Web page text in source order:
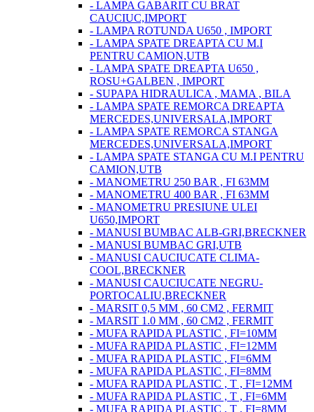
- LAMPA GABARIT CU BRAT
CAUCIUC,IMPORT
- LAMPA ROTUNDA U650 , IMPORT
- LAMPA SPATE DREAPTA CU M.I
PENTRU CAMION,UTB
- LAMPA SPATE DREAPTA U650 ,
ROSU+GALBEN , IMPORT
- SUPAPA HIDRAULICA , MAMA , BILA
- LAMPA SPATE REMORCA DREAPTA
MERCEDES,UNIVERSALA,IMPORT
- LAMPA SPATE REMORCA STANGA
MERCEDES,UNIVERSALA,IMPORT
- LAMPA SPATE STANGA CU M.I PENTRU
CAMION,UTB
- MANOMETRU 250 BAR , FI 63MM
- MANOMETRU 400 BAR , FI 63MM
- MANOMETRU PRESIUNE ULEI
U650,IMPORT
- MANUSI BUMBAC ALB-GRI,BRECKNER
- MANUSI BUMBAC GRI,UTB
- MANUSI CAUCIUCATE CLIMA-
COOL,BRECKNER
- MANUSI CAUCIUCATE NEGRU-
PORTOCALIU,BRECKNER
- MARSIT 0,5 MM , 60 CM2 , FERMIT
- MARSIT 1.0 MM , 60 CM2 , FERMIT
- MUFA RAPIDA PLASTIC , FI=10MM
- MUFA RAPIDA PLASTIC , FI=12MM
- MUFA RAPIDA PLASTIC , FI=6MM
- MUFA RAPIDA PLASTIC , FI=8MM
- MUFA RAPIDA PLASTIC , T , FI=12MM
- MUFA RAPIDA PLASTIC , T , FI=6MM
- MUFA RAPIDA PLASTIC , T , FI=8MM